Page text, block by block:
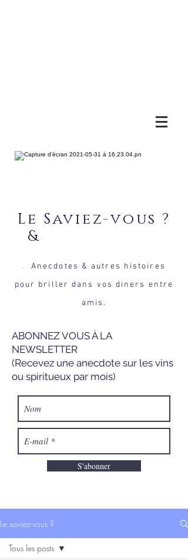
Le Saviez-vous ?
&
.
Anecdotes & autres histoires
pour briller dans vos diners entre
amis.
ABONNEZ VOUS À LA
NEWSLETTER
(Recevez une anecdote sur les vins
ou spiritueux par mois)
S'abonner
Le saviez-vous ?
Tous les posts